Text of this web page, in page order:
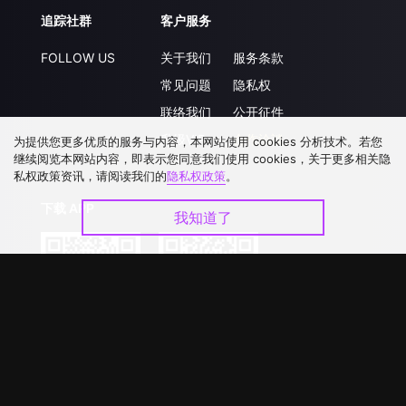
追踪社群
FOLLOW US
客户服务
关于我们
常见问题
联络我们
升级VIP
服务条款
隐私权
公开征件
合作洽談
为提供您更多优质的服务与内容，本网站使用 cookies 分析技术。若您
继续阅览本网站内容，即表示您同意我们使用 cookies，关于更多相关隐
私权政策资讯，请阅读我们的隐私权政策。
我知道了